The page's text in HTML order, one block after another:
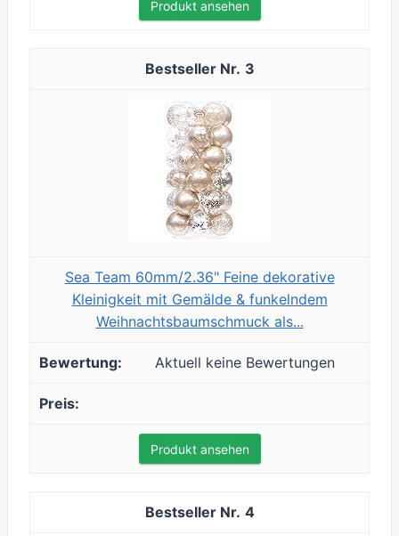
Produkt ansehen
3
Sea Team 60mm/2.36" Feine dekorative
Kleinigkeit mit Gemälde & funkelndem
Weihnachtsbaumschmuck als...
Aktuell keine Bewertungen
Produkt ansehen
4